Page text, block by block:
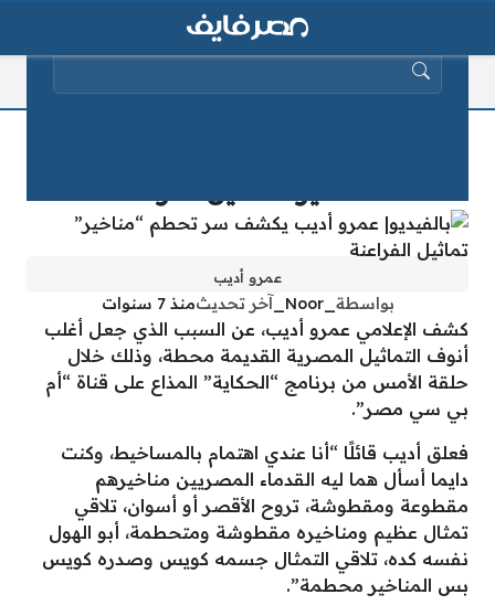
عمرو أديب
بواسطة _Noor_ آخر تحديثمنذ 7 سنوات
كشف الإعلامي عمرو أديب، عن السبب الذي جعل أغلب
أنوف التماثيل المصرية القديمة محطة، وذلك خلال
حلقة الأمس من برنامج “الحكاية” المذاع على قناة “أم
بي سي مصر”.
فعلق أديب قائلًا “أنا عندي اهتمام بالمساخيط، وكنت
دايما أسأل هما ليه القدماء المصريين مناخيرهم
مقطوعة ومقطوشة، تروح الأقصر أو أسوان، تلاقي
تمثال عظيم ومناخيره مقطوشة ومتحطمة، أبو الهول
نفسه كده، تلاقي التمثال جسمه كويس وصدره كويس
بس المناخير محطمة”.
البحث عن: